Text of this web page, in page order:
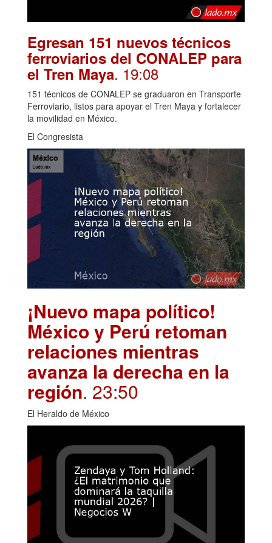
Egresan 151 nuevos técnicos
ferroviarios del CONALEP para
el Tren Maya. 19:08
151 técnicos de CONALEP se graduaron en Transporte
Ferroviario, listos para apoyar el Tren Maya y fortalecer
la movilidad en México.
El Congresista
¡Nuevo mapa político!
México y Perú retoman
relaciones mientras
avanza la derecha en la
región. 23:50
El Heraldo de México